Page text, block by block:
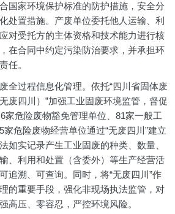
国家环境保护标准的防护措施，安全分
处置措施。产废单位委托他人运输、利
对受托方的主体资格和技术能力进行核
在合同中约定污染防治要求，并承担环
任。
过程信息化管理。依托“四川省固体废
废四川）”加强工业固废环境监管，督促
家危险废物豁免管理单位、81家一般工
危险废物经营单位通过“无废四川”建立
如实记录产生工业固废的种类、数量、
、利用和处置（含委外）等生产经营活
追溯、可查询。同时，将“无废四川”作
的重要手段，强化非现场执法监管，对
高压、零容忍，严控环境风险。